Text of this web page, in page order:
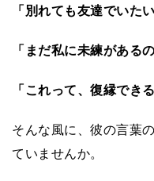
「別れても友達でいた
「まだ私に未練がある
「これって、復縁でき
そんな風に、彼の言葉
ていませんか。